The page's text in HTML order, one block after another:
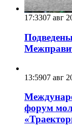
17:3307 авг
13:5907 авг
форум